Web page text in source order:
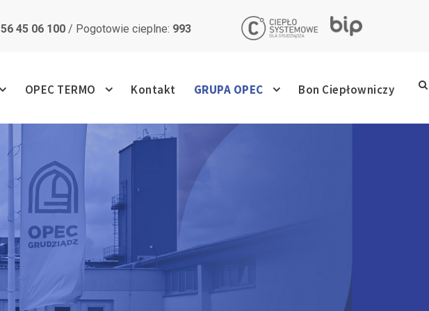
56 45 06 100 / Pogotowie cieplne: 993
OPEC TERMO Kontakt GRUPA OPEC Bon Ciepłowniczy